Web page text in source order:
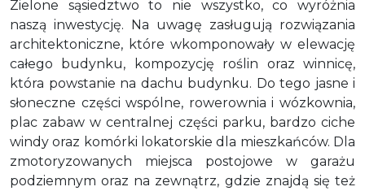
Zielone sąsiedztwo to nie wszystko, co wyróżnia
naszą inwestycję. Na uwagę zasługują rozwiązania
architektoniczne, które wkomponowały w elewację
całego budynku, kompozycję roślin oraz winnicę,
która powstanie na dachu budynku. Do tego jasne i
słoneczne części wspólne, rowerownia i wózkownia,
plac zabaw w centralnej części parku, bardzo ciche
windy oraz komórki lokatorskie dla mieszkańców. Dla
zmotoryzowanych miejsca postojowe w garażu
podziemnym oraz na zewnątrz, gdzie znajdą się też